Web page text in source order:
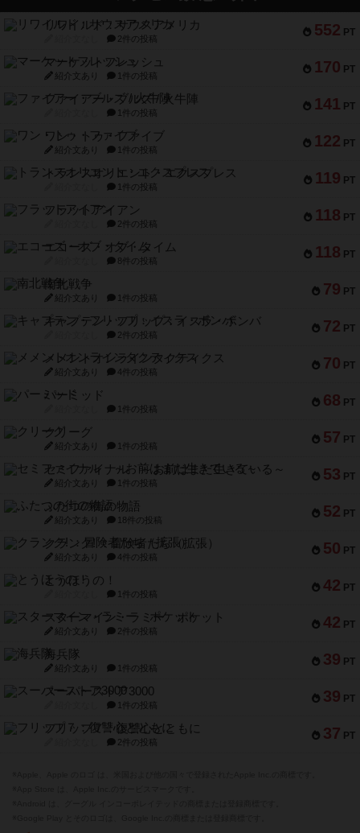
552 PT
リワイルド：サウスアメリカ
2件の投稿
170 PT
マーケットフレッシュ
紹介文あり 1件の投稿
141 PT
ファイアー・ブルズ / 火牛陣
1件の投稿
122 PT
ワン・トゥ・ファイブ
紹介文あり 1件の投稿
119 PT
トランスオリエント・エクスプレス
1件の投稿
118 PT
フラットアイアン
2件の投稿
118 PT
エコーズ・オブ・タイム
8件の投稿
79 PT
南北戦争
紹介文あり 1件の投稿
72 PT
キャプテン・フリップ：イスラ・ボンバ
2件の投稿
70 PT
メメントオンラインタクティクス
紹介文あり 4件の投稿
68 PT
パーミッド
1件の投稿
57 PT
クリーグ
紹介文あり 1件の投稿
53 PT
セミファイナル ～お前はまだ生きている～
紹介文あり 1件の投稿
52 PT
ふたつの街の物語
紹介文あり 18件の投稿
50 PT
クランク! ：冒険者たち（拡張）
紹介文あり 4件の投稿
42 PT
とうほうの！
1件の投稿
42 PT
スターマイン・ラミー ポケット
紹介文あり 2件の投稿
39 PT
海兵隊
紹介文あり 1件の投稿
39 PT
スーパーストア3000
1件の投稿
37 PT
フリップ７：復讐心とともに
2件の投稿